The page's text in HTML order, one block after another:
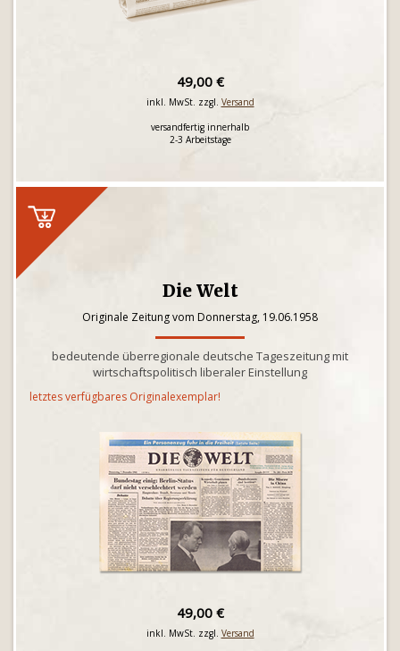
49,00 €
inkl. MwSt. zzgl. Versand
versandfertig innerhalb
2-3 Arbeitstage
Die Welt
Originale Zeitung vom Donnerstag, 19.06.1958
bedeutende überregionale deutsche Tageszeitung mit
wirtschaftspolitisch liberaler Einstellung
letztes verfügbares Originalexemplar!
49,00 €
inkl. MwSt. zzgl. Versand